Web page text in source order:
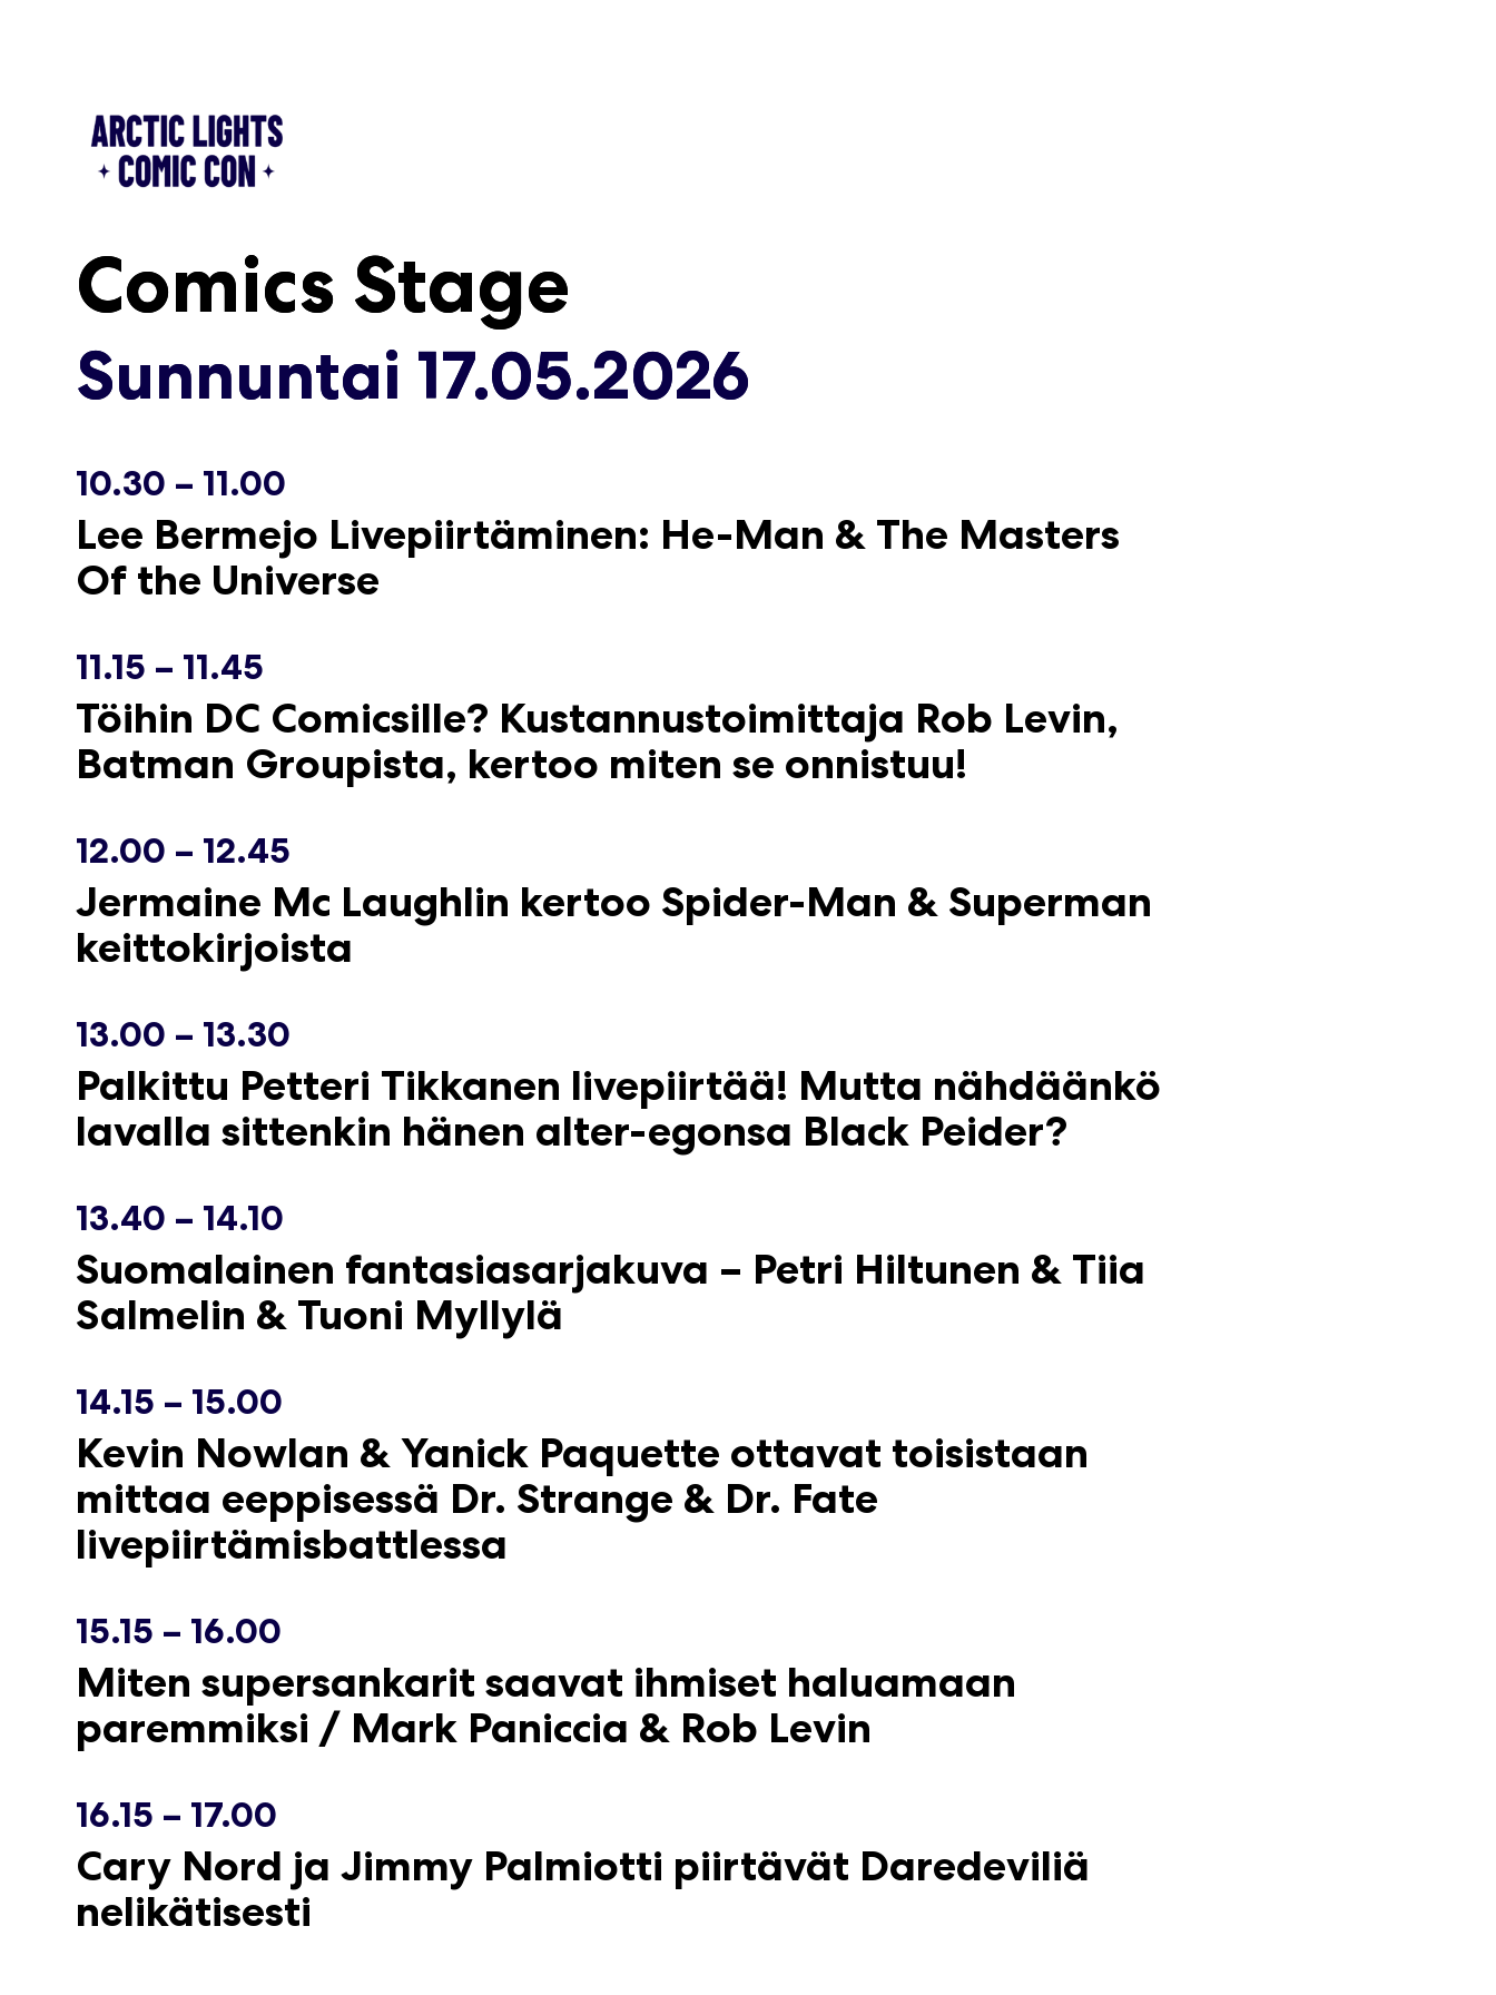
Comics Stage
Sunnuntai 17.05.2026
Comics Stage
Sunnuntai 17.05.2026
10.30 – 11.00
Lee Bermejo Livepiirtäminen: He-Man & The Masters
Of the Universe
11.15 – 11.45
Töihin DC Comicsille? Kustannustoimittaja Rob Levin,
Batman Groupista, kertoo miten se onnistuu!
12.00 – 12.45
Jermaine Mc Laughlin kertoo Spider-Man & Superman
keittokirjoista
13.00 – 13.30
Palkittu Petteri Tikkanen livepiirtää! Mutta nähdäänkö
lavalla sittenkin hänen alter-egonsa Black Peider?
13.40 – 14.10
Suomalainen fantasiasarjakuva – Petri Hiltunen & Tiia
Salmelin & Tuoni Myllylä
14.15 – 15.00
Kevin Nowlan & Yanick Paquette ottavat toisistaan
mittaa eeppisessä Dr. Strange & Dr. Fate
livepiirtämisbattlessa
15.15 – 16.00
Miten supersankarit saavat ihmiset haluamaan
paremmiksi / Mark Paniccia & Rob Levin
16.15 – 17.00
Cary Nord ja Jimmy Palmiotti piirtävät Daredeviliä
nelikätisesti